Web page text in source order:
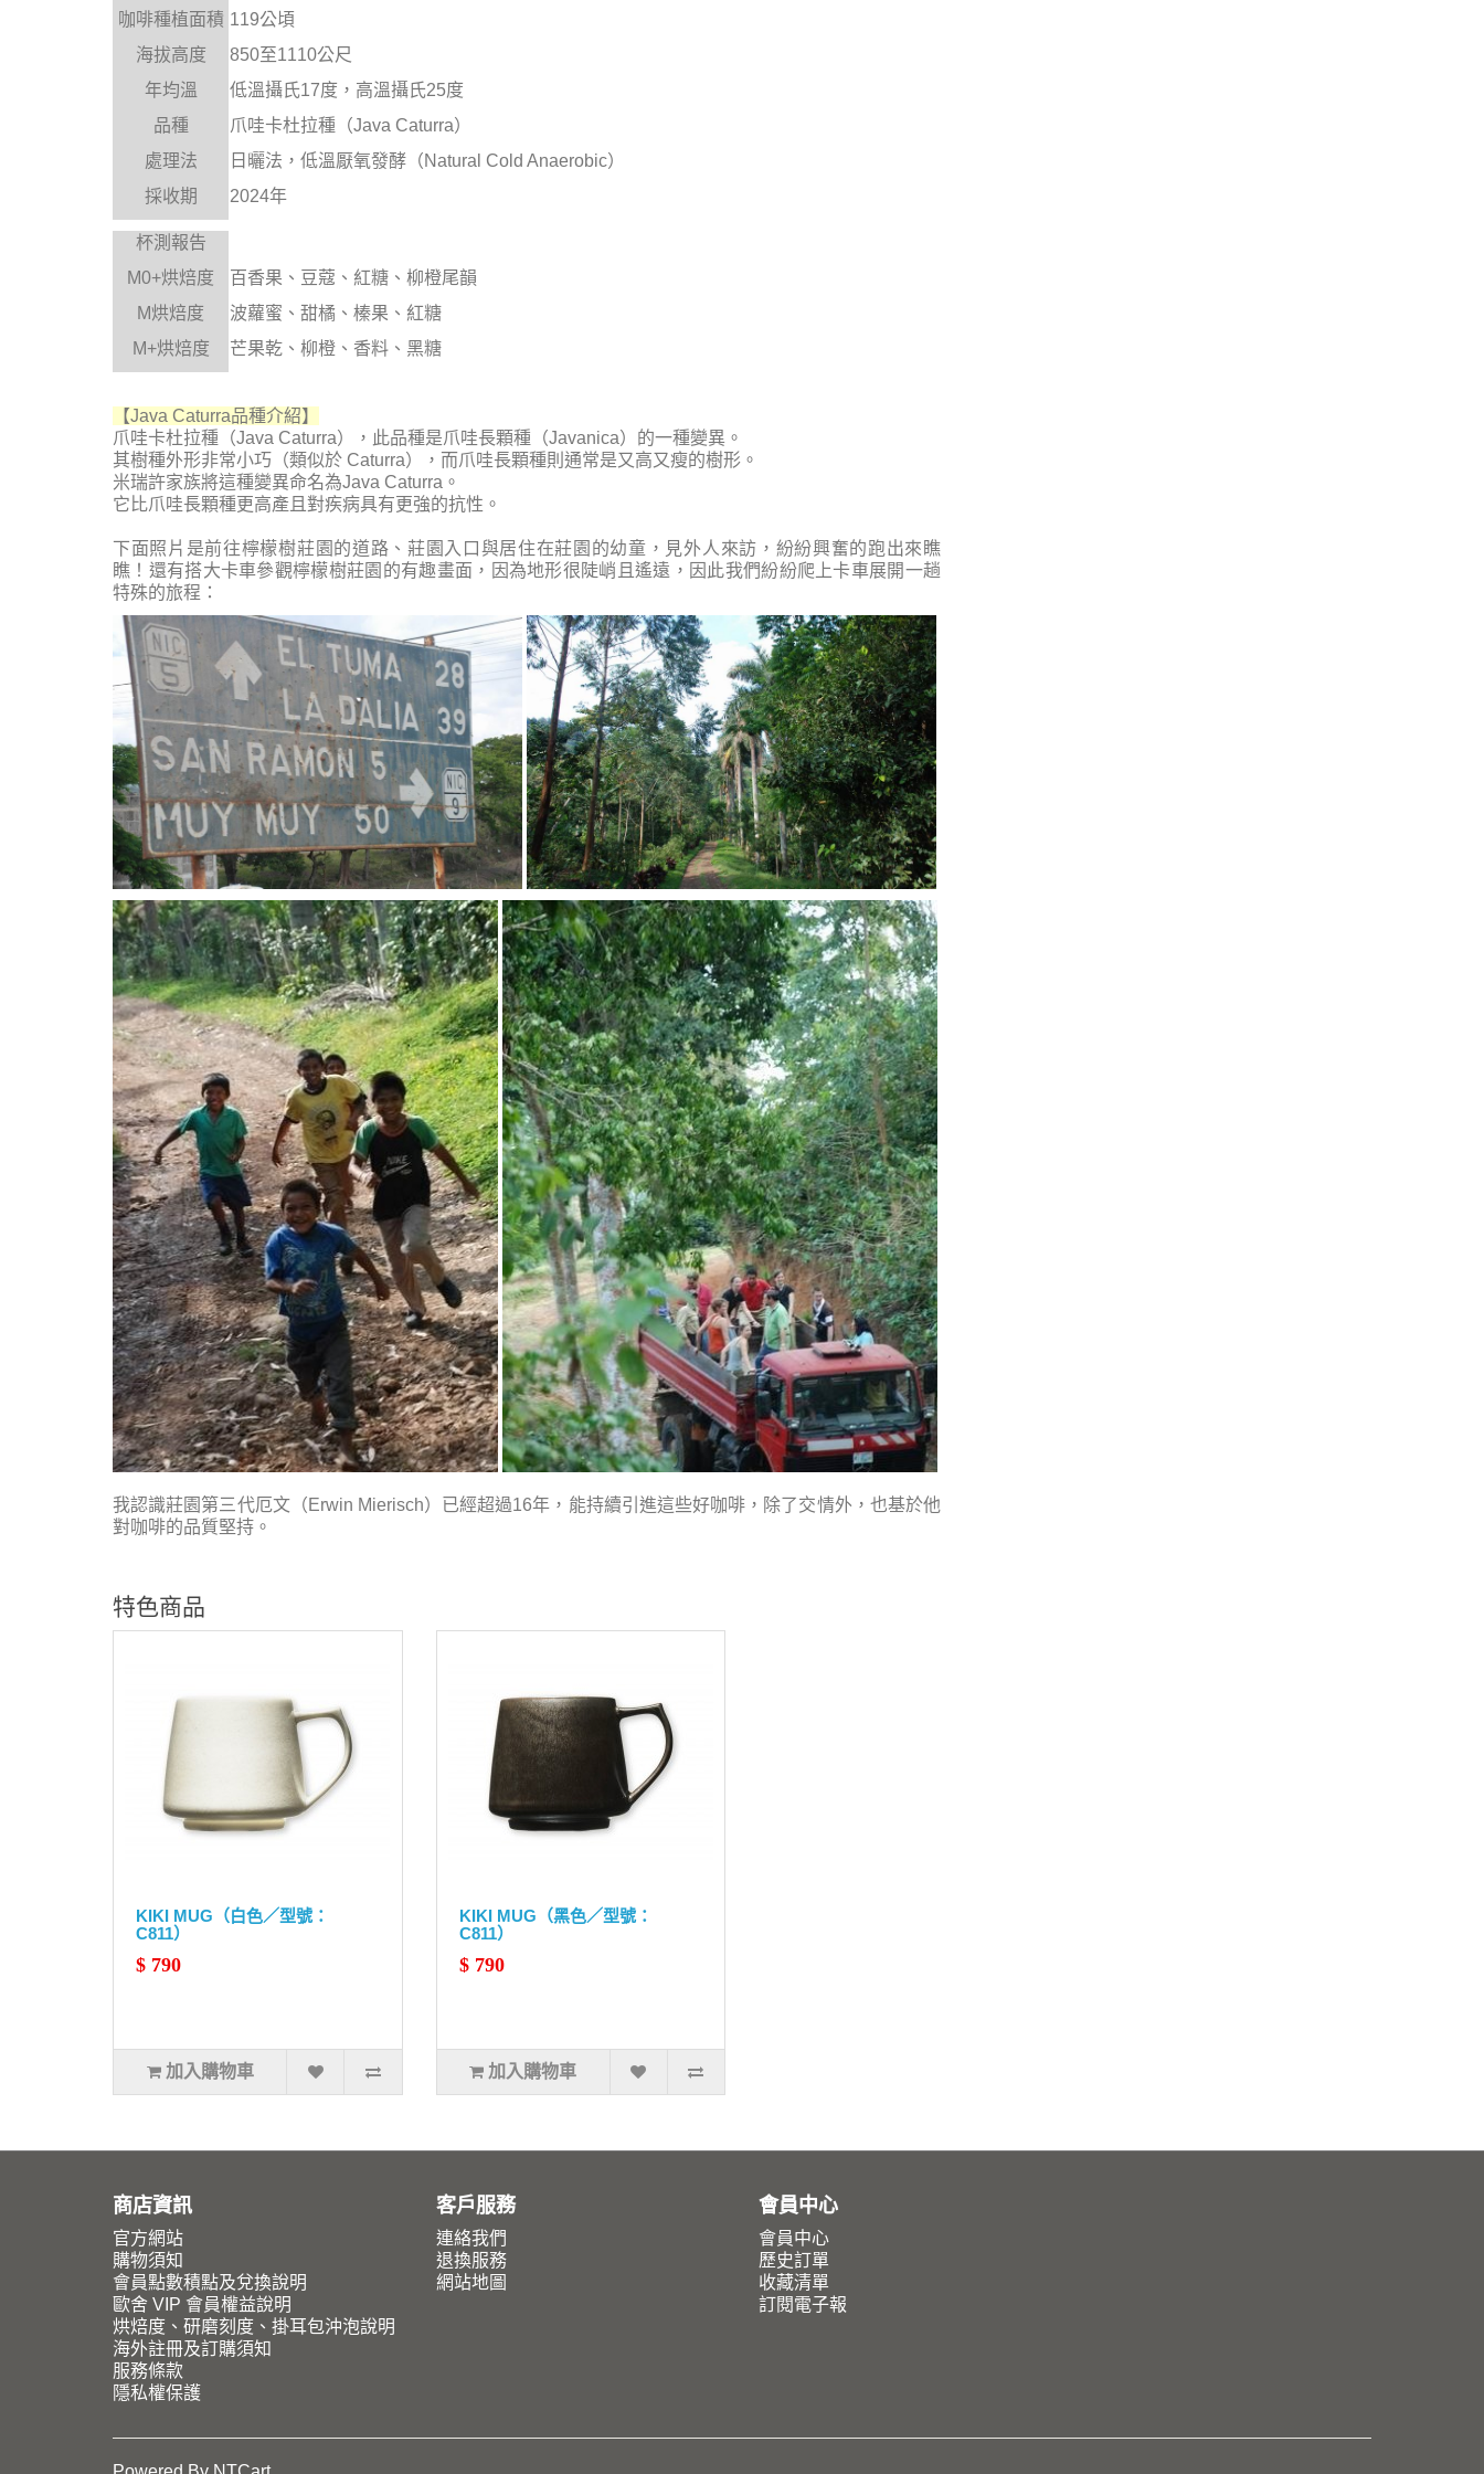
咖啡種植面積 119公頃
海拔高度
850至1110公尺
年均溫
低溫攝氏17度，高溫攝氏25度
品種
爪哇卡杜拉種（Java Caturra）
處理法
日曬法，低溫厭氧發酵（Natural Cold Anaerobic）
採收期
2024年
杯測報告
M0+烘焙度
百香果、豆蔻、紅糖、柳橙尾韻
M烘焙度
波蘿蜜、甜橘、榛果、紅糖
M+烘焙度
芒果乾、柳橙、香料、黑糖
【Java Caturra品種介紹】
爪哇卡杜拉種（Java Caturra），此品種是爪哇長顆種（Javanica）的一種變異。
其樹種外形非常小巧（類似於 Caturra），而爪哇長顆種則通常是又高又瘦的樹形。
米瑞許家族將這種變異命名為Java Caturra。
它比爪哇長顆種更高產且對疾病具有更強的抗性。
下面照片是前往檸檬樹莊園的道路、莊園入口與居住在莊園的幼童，見外人來訪，紛紛興奮的跑出來瞧
瞧！還有搭大卡車參觀檸檬樹莊園的有趣畫面，因為地形很陡峭且遙遠，因此我們紛紛爬上卡車展開一趟
特殊的旅程：
我認識莊園第三代厄文（Erwin Mierisch）已經超過16年，能持續引進這些好咖啡，除了交情外，也基於他
對咖啡的品質堅持。
特色商品
KIKI MUG（白色／型號：
C811）
$ 790
加入購物車
KIKI MUG（黑色／型號：
C811）
$ 790
加入購物車
商店資訊
官方網站
購物須知
會員點數積點及兌換說明
歐舍 VIP 會員權益說明
烘焙度、研磨刻度、掛耳包沖泡說明
海外註冊及訂購須知
服務條款
隱私權保護
客戶服務
連絡我們
退換服務
網站地圖
會員中心
會員中心
歷史訂單
收藏清單
訂閱電子報